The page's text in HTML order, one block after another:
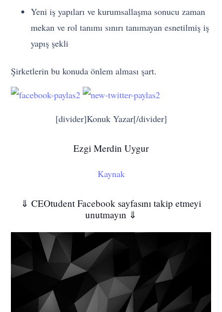
Yeni iş yapıları ve kurumsallaşma sonucu zaman
mekan ve rol tanımı sınırı tanımayan esnetilmiş iş
yapış şekli
Şirketlerin bu konuda önlem alması şart.
[divider]Konuk Yazar[/divider]
Ezgi Merdin Uygur
Kaynak
⇓ CEOtudent Facebook sayfasını takip etmeyi
unutmayın ⇓